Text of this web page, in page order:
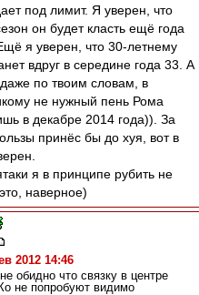
под лимит. Я уверен, что
он будет класть ещё года
я уверен, что 30-летнему
вдруг в середине года 33. А
даже по твоим словам, в
не нужный пень Рома
в декабре 2014 года)). За
принёс бы до хуя, вот в
я в принципе рубить не
наверное)
2012 14:46
обидно что связку в центре
не попробуют видимо